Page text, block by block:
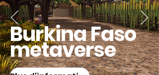
Burkina Faso
metaverse